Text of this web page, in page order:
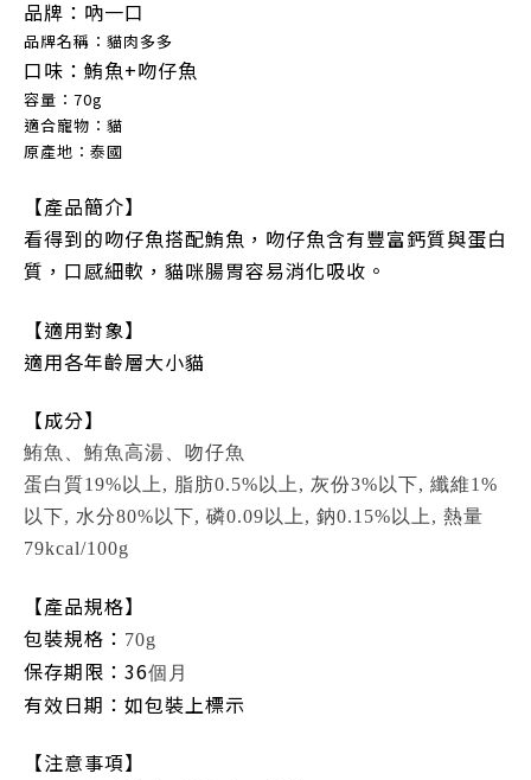
品牌：吶一口
品牌名稱 ：貓肉多多
口味 ： 鮪魚+吻仔魚
容量：70g
適合寵物： 貓
原產地：泰國
【產品簡介】
看得到的吻仔魚搭配鮪魚，吻仔魚含有豐富鈣質與蛋白
質，口感細軟，貓咪腸胃容易消化吸收。
【適用對象】
適用各年齡層大小貓
【成分】
鮪魚、鮪魚高湯、吻仔魚
蛋白質19%以上, 脂肪0.5%以上, 灰份3%以下, 纖維1%
以下, 水分80%以下, 磷0.09以上, 鈉0.15%以上, 熱量
79kcal/100g
【產品規格】
包裝規格： 70g
保存期限：36個月
有效日期：如包裝上標示
【注意事項】